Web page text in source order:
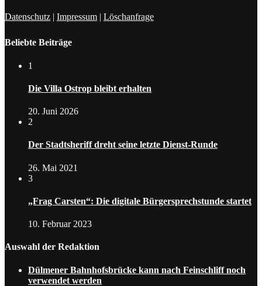
Datenschutz | Impressum | Löschanfrage
Beliebte Beiträge
1
Die Villa Ostrop bleibt erhalten
20. Juni 2026
2
Der Stadtsheriff dreht seine letzte Dienst-Runde
26. Mai 2021
3
„Frag Carsten“: Die digitale Bürgersprechstunde startet
10. Februar 2023
Auswahl der Redaktion
Dülmener Bahnhofsbrücke kann nach Feinschliff noch
verwendet werden